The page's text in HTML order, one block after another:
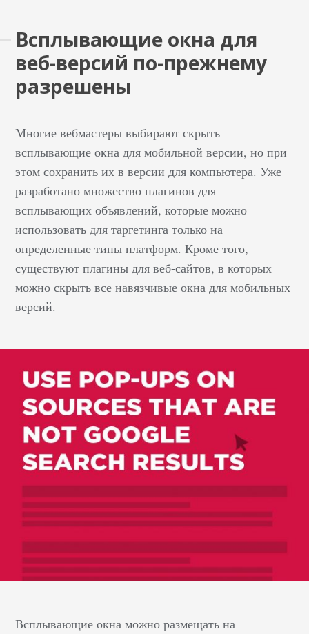
Всплывающие окна для
веб-версий по-прежнему
разрешены
Многие вебмастеры выбирают скрыть
всплывающие окна для мобильной версии, но при
этом сохранить их в версии для компьютера. Уже
разработано множество плагинов для
всплывающих объявлений, которые можно
использовать для таргетинга только на
определенные типы платформ. Кроме того,
существуют плагины для веб-сайтов, в которых
можно скрыть все навязчивые окна для мобильных
версий.
Всплывающие окна можно размещать на